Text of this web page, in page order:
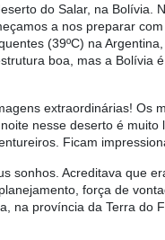
do Salar, na Bolívia.
a nos preparar
(39ºC) na
boa, mas a Bolívia
extraordinárias! Os
nesse deserto é muito
Ficam
sonhos. Acreditava que
força de
na província da Terra do